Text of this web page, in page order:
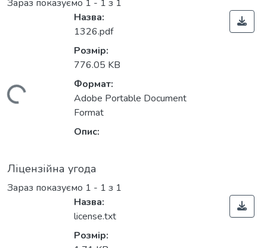
Зараз показуємо 1 - 1 з 1
Назва:
1326.pdf
Розмір:
776.05 KB
Формат:
Adobe Portable Document
Format
Опис:
Ліцензійна угода
Зараз показуємо 1 - 1 з 1
Назва:
license.txt
Розмір: